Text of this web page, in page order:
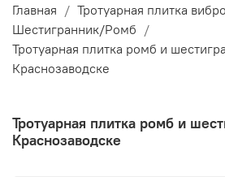
Главная
Тротуарная плитка
Шестигранник/Ромб
Тротуарная плитка ромб и
Краснозаводске
Тротуарная плитка ромб и
Краснозаводске